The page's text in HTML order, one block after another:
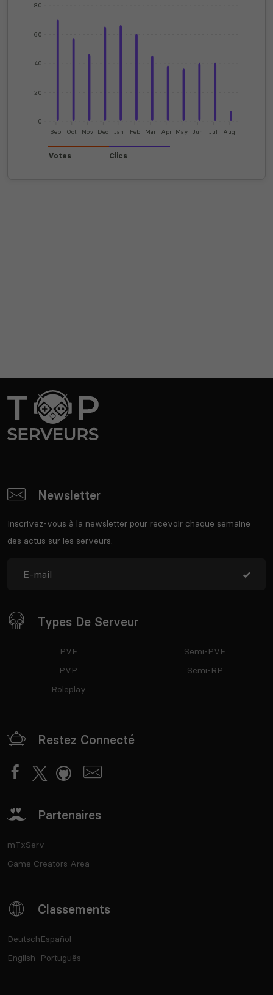
0
20
40
60
80
Sep Oct Nov Dec Jan Feb Mar Apr May Jun Jul Aug
Votes Clics
Newsletter
Inscrivez-vous à la newsletter pour recevoir chaque semaine
des actus sur les serveurs.
Types De Serveur
PVE
PVP
Roleplay
Semi-PVE
Semi-RP
Restez Connecté
Partenaires
mTxServ
Game Creators Area
Classements
Deutsch
English
Español
Português